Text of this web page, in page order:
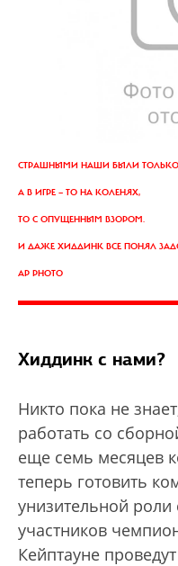
СТРАШНЫМИ НАШИ БЫЛИ ТОЛЬКО
А В ИГРЕ — ТО НА КОЛЕНЯХ,
ТО С ОПУЩЕННЫМ ВЗОРОМ.
И ДАЖЕ ХИДДИНК ВСЕ ПОНЯЛ
AP PHOTO
Хиддинк с нами?
Никто пока не
работать со
еще семь месяцев
теперь готовить
унизительной роли
участников
Кейптауне